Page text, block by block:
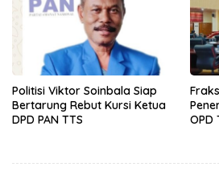
Politisi Viktor Soinbala Siap
Bertarung Rebut Kursi Ketua
DPD PAN TTS
OPD